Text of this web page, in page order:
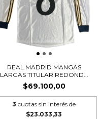
REAL MADRID MANGAS
LARGAS TITULAR REDOND...
$69.100,00
3 cuotas sin interés de
$23.033,33